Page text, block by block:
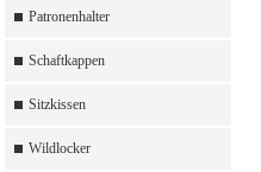
Patronenhalter
Schaftkappen
Sitzkissen
Wildlocker